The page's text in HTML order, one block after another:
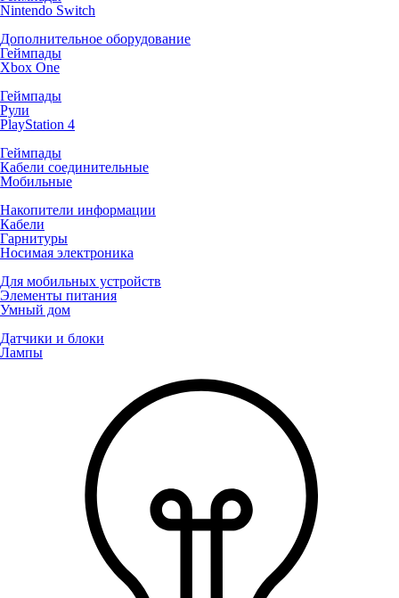
Nintendo Switch
Дополнительное оборудование
Геймпады
Xbox One
Геймпады
Рули
PlayStation 4
Геймпады
Кабели соединительные
Мобильные
Накопители информации
Кабели
Гарнитуры
Носимая электроника
Для мобильных устройств
Элементы питания
Умный дом
Датчики и блоки
Лампы